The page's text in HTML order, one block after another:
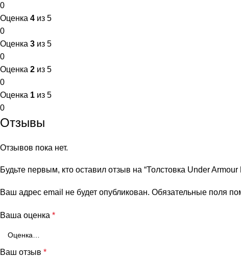
0
Оценка 4 из 5
0
Оценка 3 из 5
0
Оценка 2 из 5
0
Оценка 1 из 5
0
Отзывы
Отзывов пока нет.
Будьте первым, кто оставил отзыв на “Толстовка Under
Ваш адрес email не будет опубликован. Обязательные поля
Ваша оценка *
Ваш отзыв *